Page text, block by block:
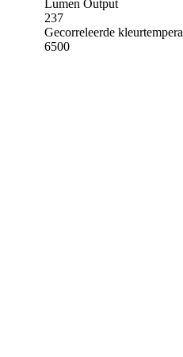
Lumen Output
237
Gecorreleerde
6500